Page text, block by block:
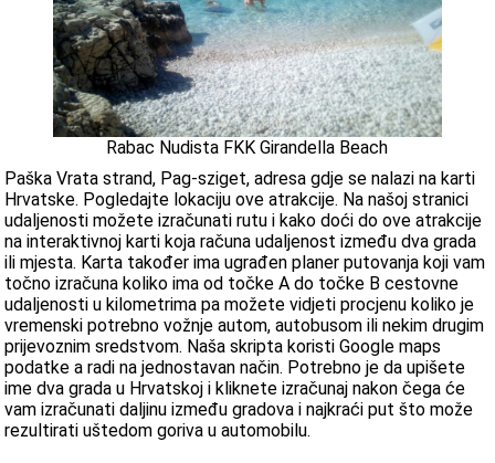
Rabac Nudista FKK Girandella Beach
Paška Vrata strand, Pag-sziget, adresa gdje se nalazi na karti
Hrvatske. Pogledajte lokaciju ove atrakcije. Na našoj stranici
udaljenosti možete izračunati rutu i kako doći do ove atrakcije
na interaktivnoj karti koja računa udaljenost između dva grada
ili mjesta. Karta također ima ugrađen planer putovanja koji vam
točno izračuna koliko ima od točke A do točke B cestovne
udaljenosti u kilometrima pa možete vidjeti procjenu koliko je
vremenski potrebno vožnje autom, autobusom ili nekim drugim
prijevoznim sredstvom. Naša skripta koristi Google maps
podatke a radi na jednostavan način. Potrebno je da upišete
ime dva grada u Hrvatskoj i kliknete izračunaj nakon čega će
vam izračunati daljinu između gradova i najkraći put što može
rezultirati uštedom goriva u automobilu.